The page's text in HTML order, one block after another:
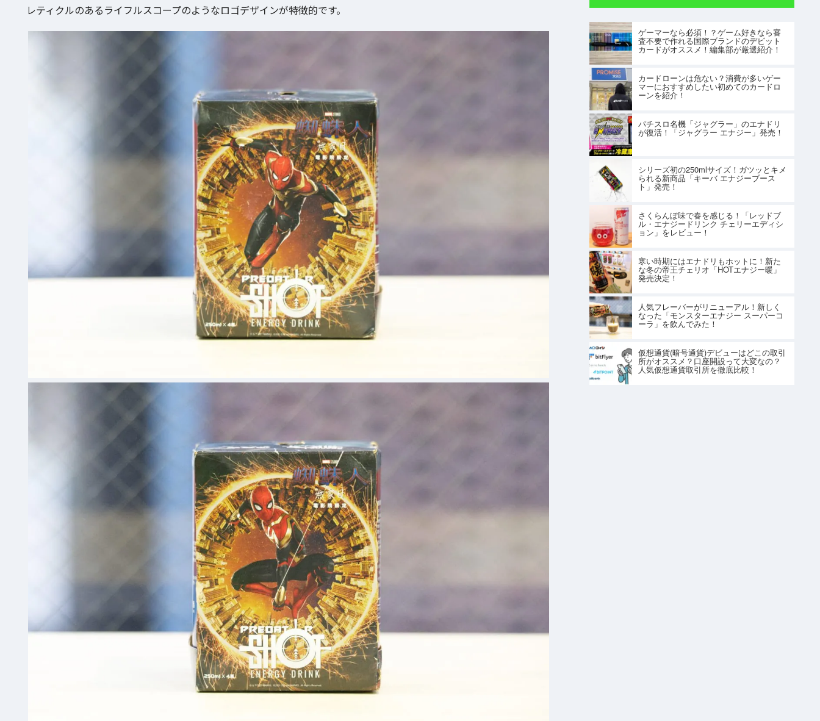
レティクルのあるライフルスコープのようなロゴデザインが特徴的です。
ゲーマーなら必須！？ゲーム好きなら審
査不要で作れる国際ブランドのデビット
カードがオススメ！編集部が厳選紹介！
カードローンは危ない？消費が多いゲー
マーにおすすめしたい初めてのカードロ
ーンを紹介！
パチスロ名機「ジャグラー」のエナドリ
が復活！「ジャグラー エナジー」発売！
シリーズ初の250mlサイズ！ガツッとキメ
られる新商品「キーバ エナジーブース
ト」発売！
さくらんぼ味で春を感じる！「レッドブ
ル・エナジードリンク チェリーエディシ
ョン」をレビュー！
寒い時期にはエナドリもホットに！新た
な冬の帝王チェリオ「HOTエナジー暖」
発売決定！
人気フレーバーがリニューアル！新しく
なった「モンスターエナジー スーパーコ
ーラ」を飲んでみた！
仮想通貨(暗号通貨)デビューはどこの取引
所がオススメ？口座開設って大変なの？
人気仮想通貨取引所を徹底比較！